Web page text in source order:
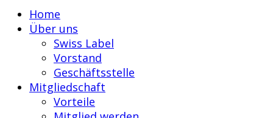
Home
Über uns
Swiss Label
Vorstand
Geschäftsstelle
Mitgliedschaft
Vorteile